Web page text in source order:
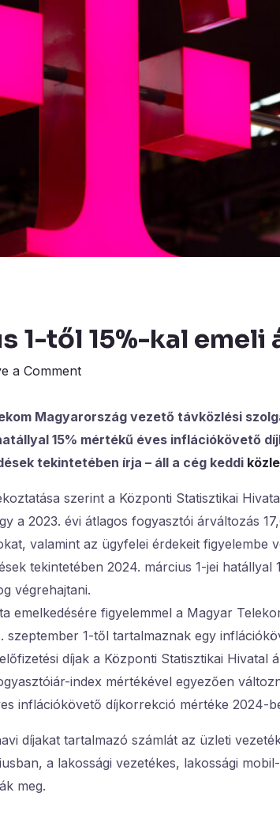
1-től 15%-kal emeli
a Comment
Magyarország vezető távközlési
15% mértékű éves inflációkövető
tekintetében írja – áll a cég keddi
szerint a Központi Statisztikai
a 2023. évi átlagos fogyasztói árváltozás
valamint az ügyfelei érdekeit figyelembe
tekintetében 2024. március 1-jei
végrehajtani.
emelkedésére figyelemmel a Magyar
szeptember 1-től tartalmaznak egy
díjak a Központi Statisztikai Hivatal
index mértékével egyezően
inflációkövető díjkorrekció mértéke 2024-
díjakat tartalmazó számlát az üzleti
a lakossági vezetékes, lakossági
meg.